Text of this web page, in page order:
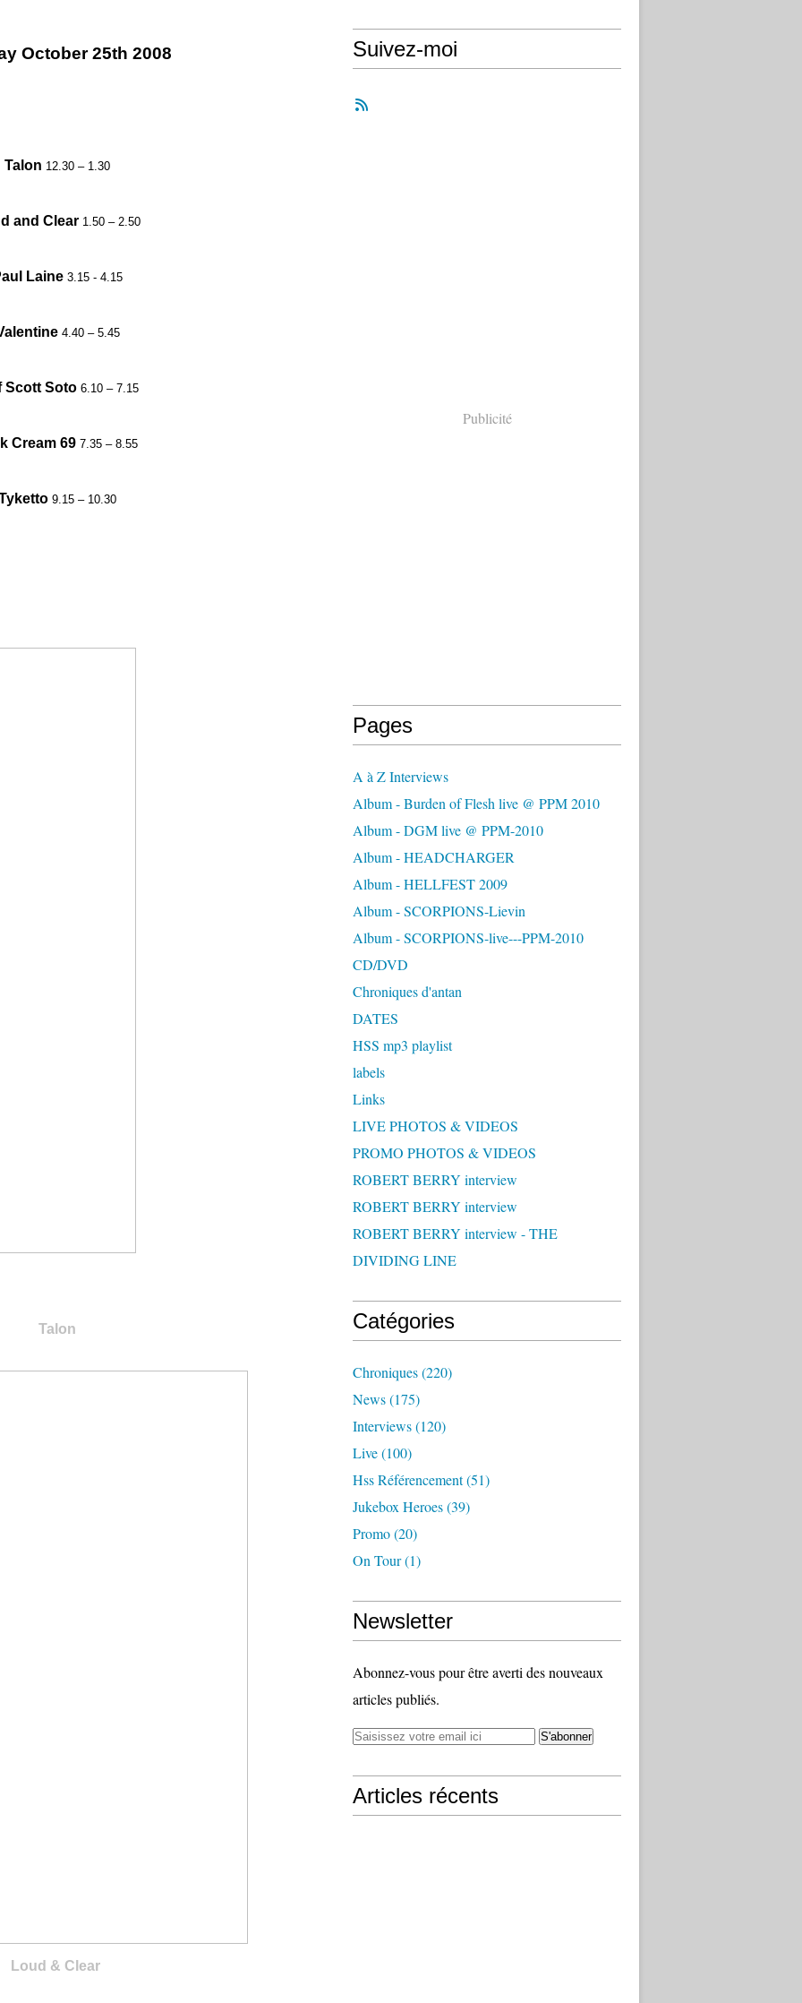
October 25th 2008
Talon 12.30 – 1.30
and Clear 1.50 – 2.50
Laine 3.15 - 4.15
4.40 – 5.45
Scott Soto6.10 – 7.15
Cream 697.35 – 8.55
9.15 – 10.30
Talon
Loud & Clear
Suivez-moi
Publicité
Pages
A à Z Interviews
Album - Burden of Flesh live @ PPM 2010
Album - DGM live @ PPM-2010
Album - HEADCHARGER
Album - HELLFEST 2009
Album - SCORPIONS-Lievin
Album - SCORPIONS-live---PPM-2010
CD/DVD
Chroniques d'antan
DATES
HSS mp3 playlist
labels
Links
LIVE PHOTOS & VIDEOS
PROMO PHOTOS & VIDEOS
ROBERT BERRY interview
ROBERT BERRY interview
ROBERT BERRY interview - THE
DIVIDING LINE
Catégories
Chroniques(220)
News(175)
Interviews(120)
Live(100)
Hss Référencement(51)
Jukebox Heroes(39)
Promo(20)
On Tour(1)
Newsletter
Abonnez-vous pour être averti des nouveaux
articles publiés.
Articles récents